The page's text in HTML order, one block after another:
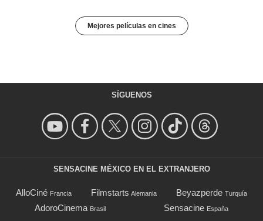
Mejores películas en cines
SÍGUENOS
SENSACINE MÉXICO EN EL EXTRANJERO
AlloCiné Francia Filmstarts Alemania Beyazperde Turquía
AdoroCinema Brasil Sensacine España